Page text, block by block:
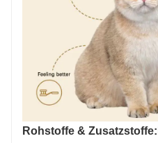
Rohstoffe & Zusatzstoffe: